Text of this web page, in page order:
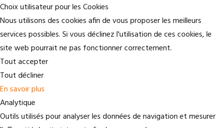
Choix utilisateur pour les Cookies
Nous utilisons des cookies afin de vous proposer les meilleurs
services possibles. Si vous déclinez l'utilisation de ces cookies, le
site web pourrait ne pas fonctionner correctement.
Tout accepter
Tout décliner
En savoir plus
Analytique
Outils utilisés pour analyser les données de navigation et mesurer